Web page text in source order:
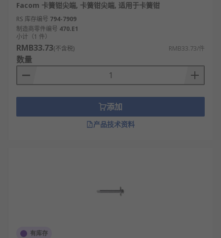
Facom 卡簧钳尖端, 卡簧钳尖端, 适用于卡簧钳
RS 库存编号 794-7909
制造商零件编号 470.E1
小计（1 件）
RMB33.73(不含税) RMB33.73/件
数量
添加
产品技术资料
有库存